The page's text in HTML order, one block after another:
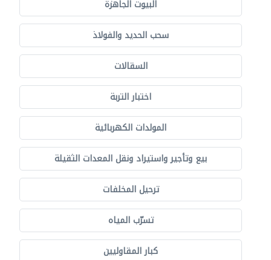
البيوت الجاهزة
سحب الحديد والفولاذ
السقالات
اختبار التربة
المولدات الكهربائية
بيع وتأجير واستيراد ونقل المعدات الثقيلة
ترحيل المخلفات
تسرّب المياه
كبار المقاوليين